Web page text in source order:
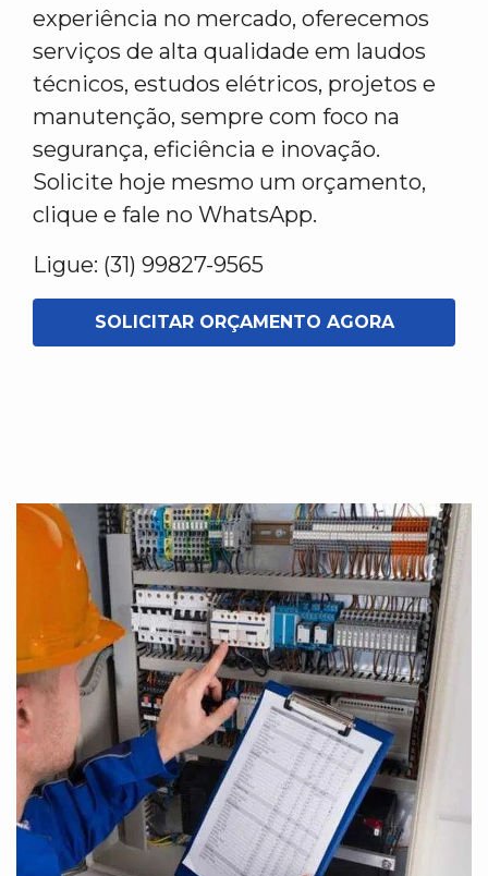
experiência no mercado, oferecemos
serviços de alta qualidade em laudos
técnicos, estudos elétricos, projetos e
manutenção, sempre com foco na
segurança, eficiência e inovação.
Solicite hoje mesmo um orçamento,
clique e fale no WhatsApp.
Ligue: (31) 99827-9565
SOLICITAR ORÇAMENTO AGORA